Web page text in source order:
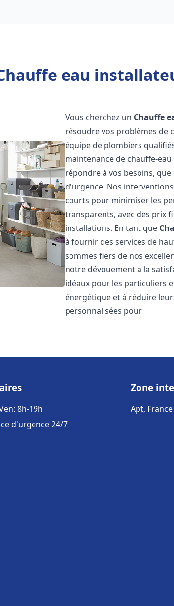
eau
Vous cherchez un Chauffe
résoudre vos problèmes de
équipe de plombiers
maintenance de chauffe-
répondre à vos besoins,
d'urgence. Nos
courts pour minimiser les
transparents, avec des prix
installations. En tant que
à fournir des services de
sommes fiers de nos
notre dévouement à la
idéaux pour les particuliers
énergétique et à réduire
personnalisées pour
8h-19h
d'urgence 24/7
Zone
Apt, France